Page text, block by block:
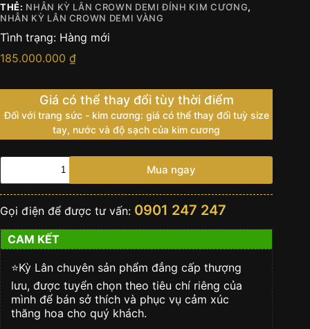
THẺ: NHẪN KỲ LÂN CROWN DEMI ĐÍNH KIM CƯƠNG,
NHẪN KỲ LÂN CROWN DEMI VÀNG
Tình trạng: Hàng mới
185.000.000 ₫
Giá có thể thay đổi tùy thời điểm
Đối với trang sức - kim cương: giá có thể thay đổi tuỳ size
tay, nước và độ sạch của kim cương
Nhẫn
Lân
demi
vàng
Au750
đính
kim
cương
số
lượng
Mua ngay
Gọi điện để được tư vấn: 0901 247 247
CAM KẾT
⭐️Kỳ Lân chuyên sản phẩm đẳng cấp thượng
lưu, được tuyển chọn theo tiêu chí riêng của
mình để bán sở thích và phục vụ cảm xúc
thăng hoa cho quý khách.